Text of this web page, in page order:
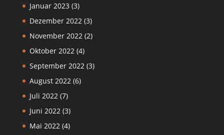
Januar 2023 (3)
Dezember 2022 (3)
November 2022 (2)
Oktober 2022 (4)
September 2022 (3)
August 2022 (6)
Juli 2022 (7)
Juni 2022 (3)
Mai 2022 (4)